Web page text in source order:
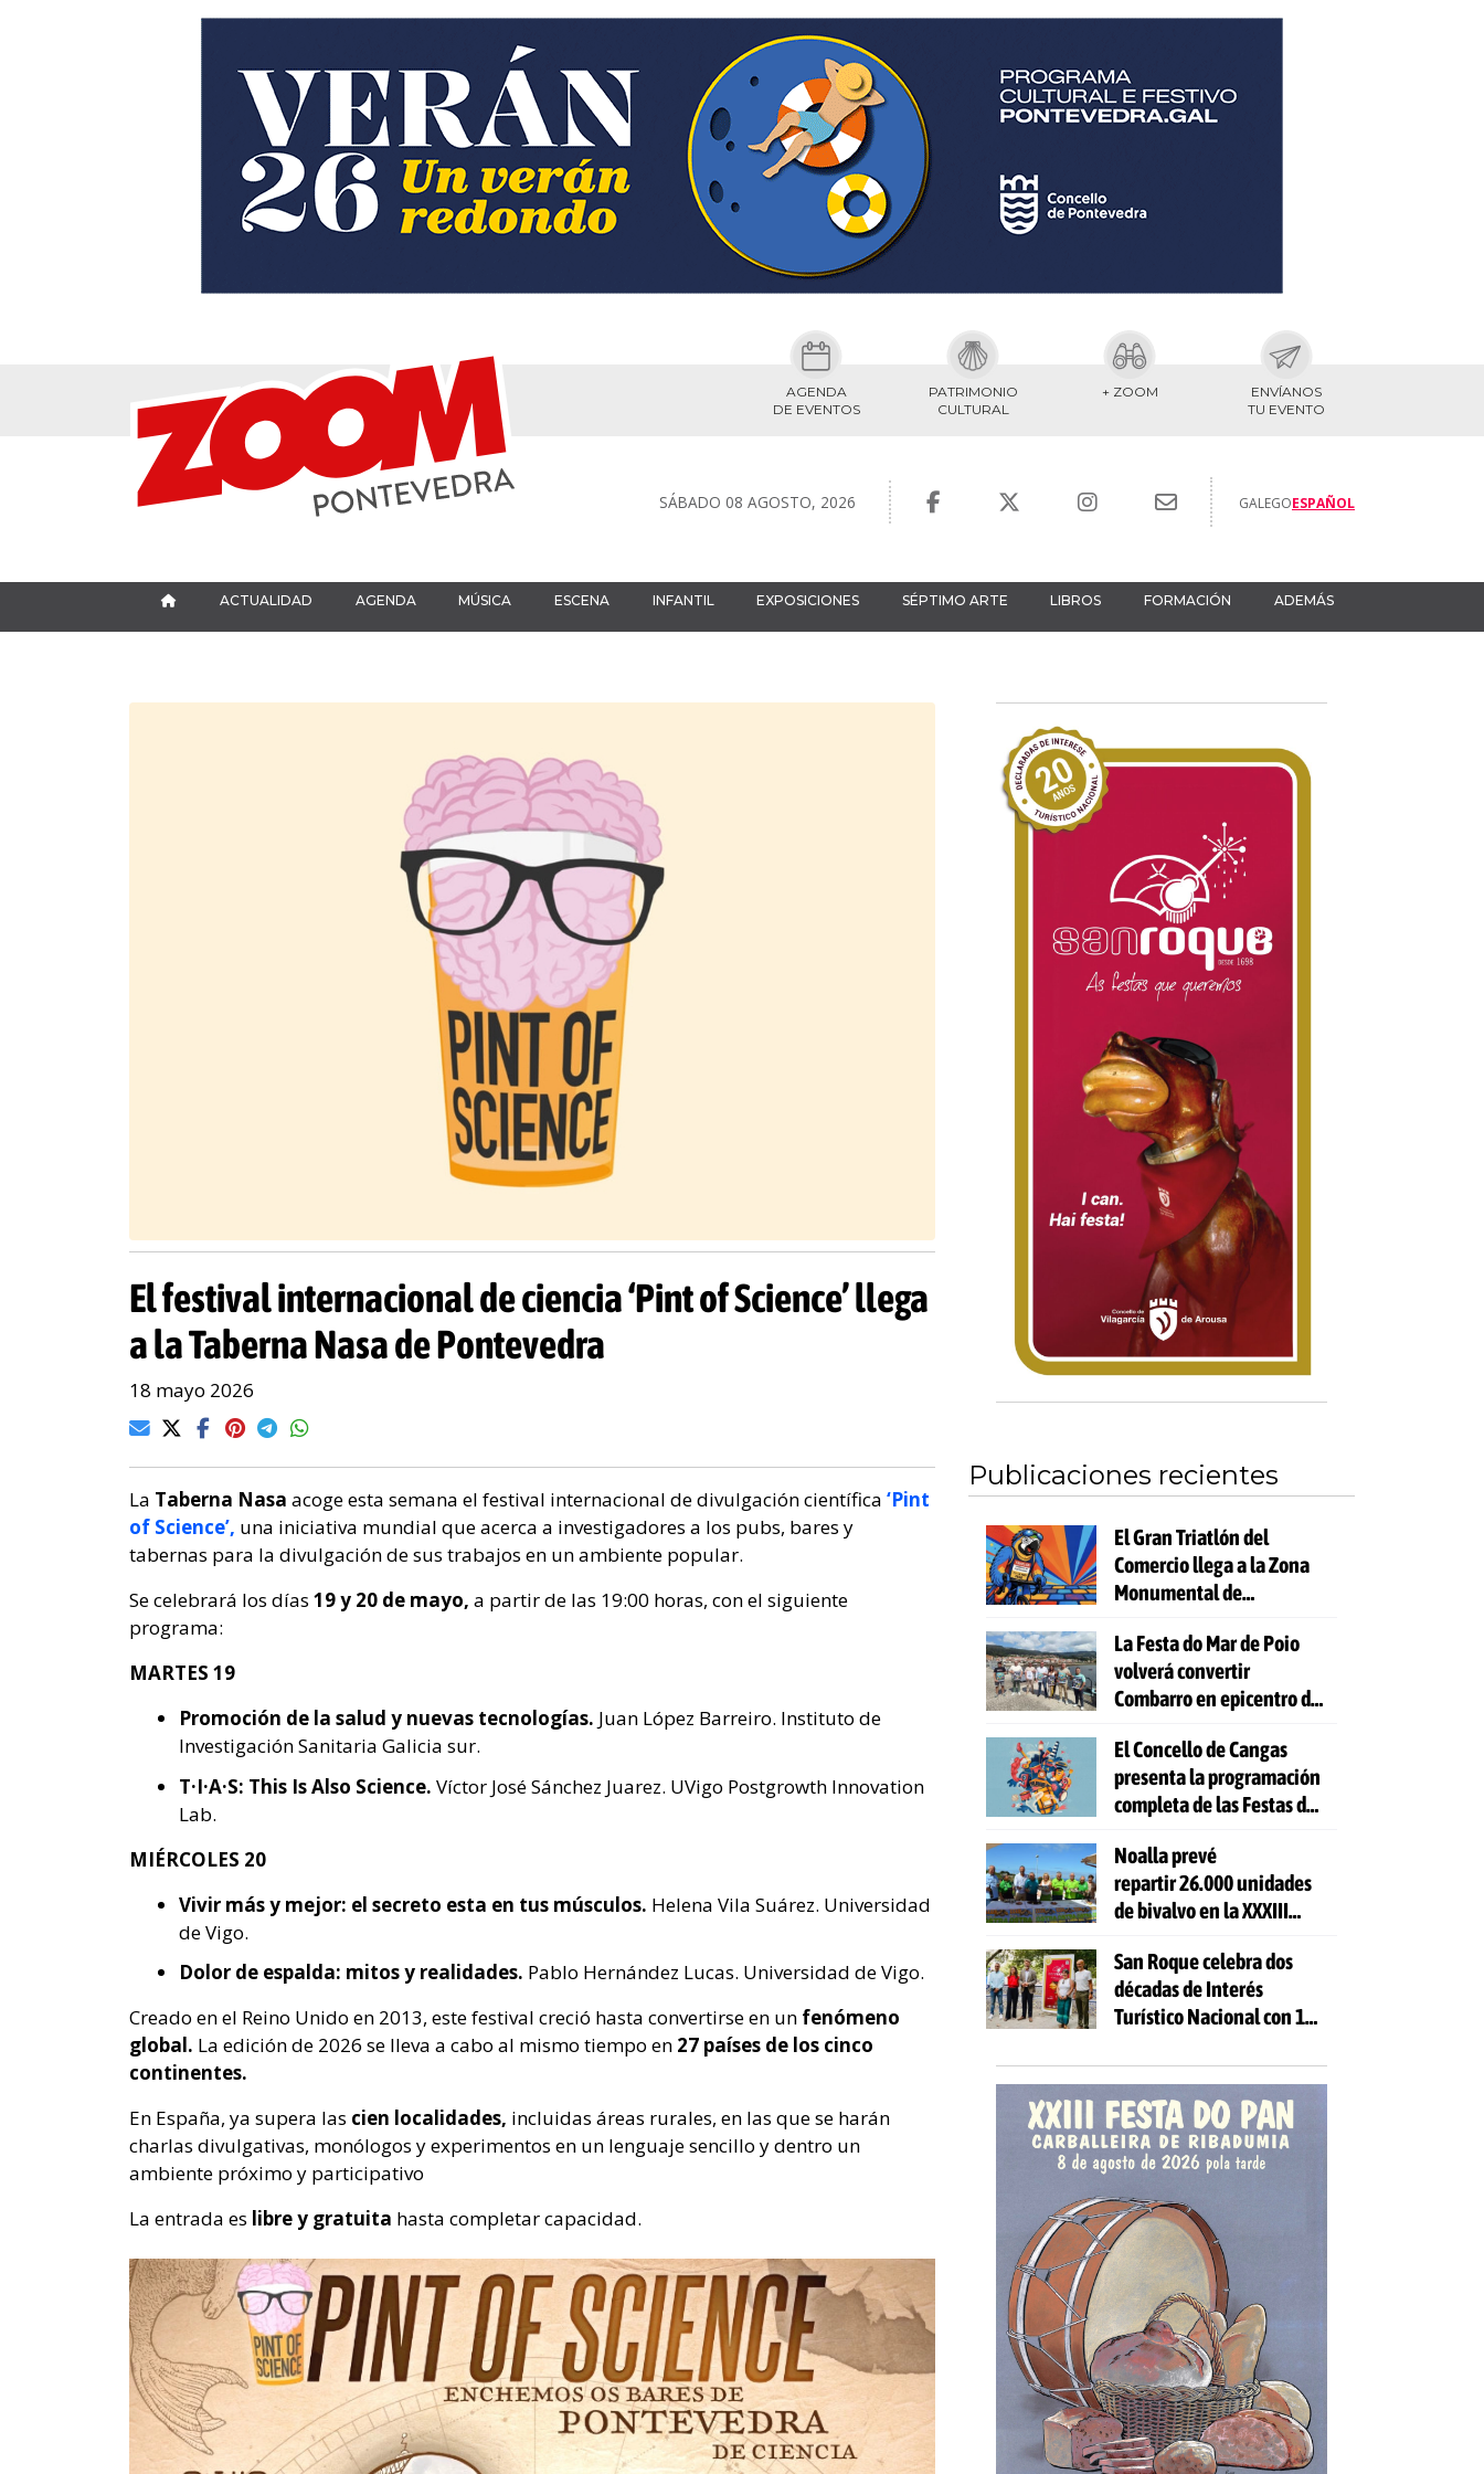
AGENDA
DE EVENTOS
PATRIMONIO
CULTURAL
+ ZOOM
ENVÍANOS
TU EVENTO
SÁBADO 08 AGOSTO, 2026 GALEGOESPAÑOL
ACTUALIDAD AGENDA MÚSICA ESCENA INFANTIL EXPOSICIONES SÉPTIMO ARTE LIBROS FORMACIÓN ADEMÁS
El festival internacional de ciencia ‘Pint of Science’ llega
a la Taberna Nasa de Pontevedra
18 mayo 2026
La Taberna Nasa acoge esta semana el festival internacional de divulgación científica ‘Pint
of Science’, una iniciativa mundial que acerca a investigadores a los pubs, bares y
tabernas para la divulgación de sus trabajos en un ambiente popular.
Se celebrará los días 19 y 20 de mayo, a partir de las 19:00 horas, con el siguiente
programa:
MARTES 19
Promoción de la salud y nuevas tecnologías. Juan López Barreiro. Instituto de
Investigación Sanitaria Galicia sur.
T·I·A·S: This Is Also Science. Víctor José Sánchez Juarez. UVigo Postgrowth Innovation
Lab.
MIÉRCOLES 20
Vivir más y mejor: el secreto esta en tus músculos. Helena Vila Suárez. Universidad
de Vigo.
Dolor de espalda: mitos y realidades. Pablo Hernández Lucas. Universidad de Vigo.
Creado en el Reino Unido en 2013, este festival creció hasta convertirse en un fenómeno
global. La edición de 2026 se lleva a cabo al mismo tiempo en 27 países de los cinco
continentes.
En España, ya supera las cien localidades, incluidas áreas rurales, en las que se harán
charlas divulgativas, monólogos y experimentos en un lenguaje sencillo y dentro un
ambiente próximo y participativo
La entrada es libre y gratuita hasta completar capacidad.
Publicaciones recientes
El Gran Triatlón del
Comercio llega a la Zona
Monumental de
La Festa do Mar de Poio
volverá convertir
Combarro en epicentro de
El Concello de Cangas
presenta la programación
completa de las Festas do
Noalla prevé
repartir 26.000 unidades
de bivalvo en la XXXIII
San Roque celebra dos
décadas de Interés
Turístico Nacional con 10
actividades gratuitas